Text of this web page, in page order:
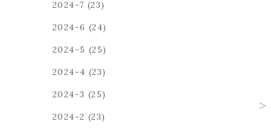
2024-7 (23)
2024-6 (24)
2024-5 (25)
2024-4 (23)
2024-3 (25)
2024-2 (23)